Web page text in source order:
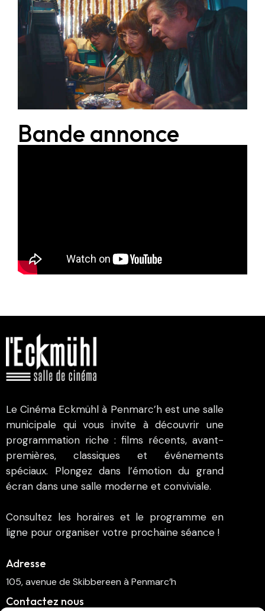
Bande annonce
Le Cinéma Eckmühl à Penmarc’h est une salle
municipale qui vous invite à découvrir une
programmation riche : films récents, avant-
premières, classiques et événements
spéciaux. Plongez dans l’émotion du grand
écran dans une salle moderne et conviviale.
Consultez les horaires et le programme en
ligne pour organiser votre prochaine séance !
Adresse
105, avenue de Skibbereen à Penmarc’h
Contactez nous